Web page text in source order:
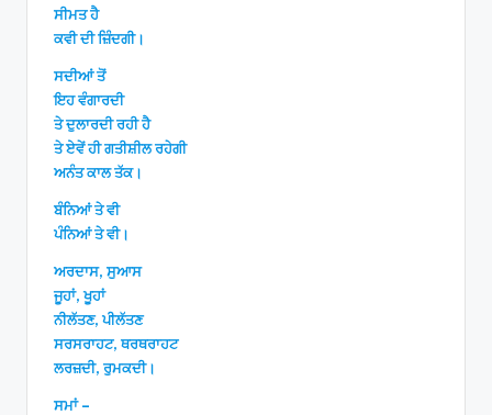
ਸੀਮਤ ਹੈ
ਕਵੀ ਦੀ ਜ਼ਿੰਦਗੀ।
ਸਦੀਆਂ ਤੋਂ
ਇਹ ਵੰਗਾਰਦੀ
ਤੇ ਦੁਲਾਰਦੀ ਰਹੀ ਹੈ
ਤੇ ਏਵੇਂ ਹੀ ਗਤੀਸ਼ੀਲ ਰਹੇਗੀ
ਅਨੰਤ ਕਾਲ ਤੱਕ।
ਬੰਨਿਆਂ ਤੇ ਵੀ
ਪੰਨਿਆਂ ਤੇ ਵੀ।
ਅਰਦਾਸ, ਸੁਆਸ
ਜੂਹਾਂ, ਖੂਹਾਂ
ਨੀਲੱਤਣ, ਪੀਲੱਤਣ
ਸਰਸਰਾਹਟ, ਥਰਥਰਾਹਟ
ਲਰਜ਼ਦੀ, ਰੁਮਕਦੀ।
ਸਮਾਂ –